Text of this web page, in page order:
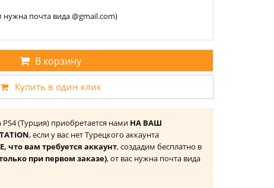
нужна почта вида @gmail.com)
В корзину
Купить в один клик
(Турция) приобретается нами НА ВАШ
, если у вас нет Турецкого аккаунта
вам требуется аккаунт, создадим бесплатно в
при первом заказе), от вас нужна почта вида